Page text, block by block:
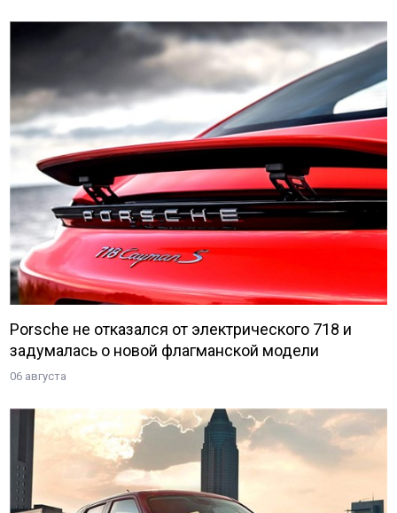
Porsche не отказался от электрического 718 и
задумалась о новой флагманской модели
06 августа